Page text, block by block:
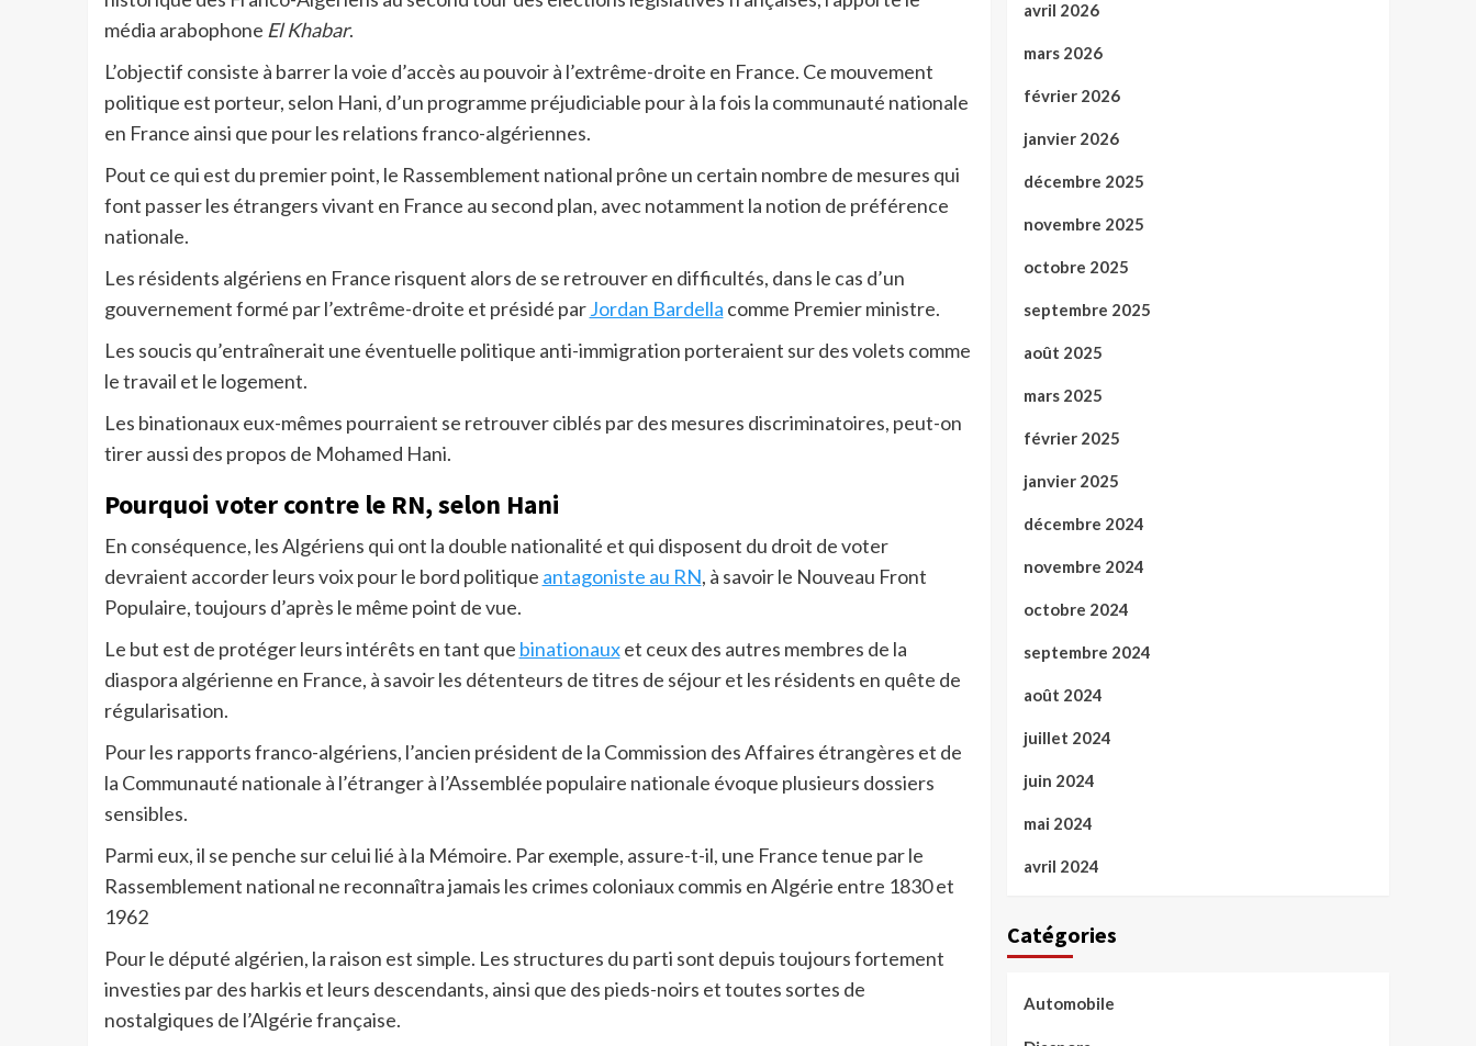
média arabophone El Khabar.
L’objectif consiste à barrer la voie d’accès au pouvoir à l’extrême-droite en France. Ce mouvement
politique est porteur, selon Hani, d’un programme préjudiciable pour à la fois la communauté nationale
en France ainsi que pour les relations franco-algériennes.
Pout ce qui est du premier point, le Rassemblement national prône un certain nombre de mesures qui
font passer les étrangers vivant en France au second plan, avec notamment la notion de préférence
nationale.
Les résidents algériens en France risquent alors de se retrouver en difficultés, dans le cas d’un
gouvernement formé par l’extrême-droite et présidé parJordan Bardella comme Premier ministre.
Les soucis qu’entraînerait une éventuelle politique anti-immigration porteraient sur des volets comme
le travail et le logement.
Les binationaux eux-mêmes pourraient se retrouver ciblés par des mesures discriminatoires, peut-on
tirer aussi des propos de Mohamed Hani.
Pourquoi voter contre le RN, selon Hani
En conséquence, les Algériens qui ont la double nationalité et qui disposent du droit de voter
devraient accorder leurs voix pour le bord politique antagoniste au RN, à savoir le Nouveau Front
Populaire, toujours d’après le même point de vue.
Le but est de protéger leurs intérêts en tant que binationauxet ceux des autres membres de la
diaspora algérienne en France, à savoir les détenteurs de titres de séjour et les résidents en quête de
régularisation.
Pour les rapports franco-algériens, l’ancien président de la Commission des Affaires étrangères et de
la Communauté nationale à l’étranger à l’Assemblée populaire nationale évoque plusieurs dossiers
sensibles.
Parmi eux, il se penche sur celui lié à la Mémoire. Par exemple, assure-t-il, une France tenue par le
Rassemblement national ne reconnaîtra jamais les crimes coloniaux commis en Algérie entre 1830 et
1962
Pour le député algérien, la raison est simple. Les structures du parti sont depuis toujours fortement
investies par des harkis et leurs descendants, ainsi que des pieds-noirs et toutes sortes de
nostalgiques de l’Algérie française.
avril 2026
mars 2026
février 2026
janvier 2026
décembre 2025
novembre 2025
octobre 2025
septembre 2025
août 2025
mars 2025
février 2025
janvier 2025
décembre 2024
novembre 2024
octobre 2024
septembre 2024
août 2024
juillet 2024
juin 2024
mai 2024
avril 2024
Catégories
Automobile